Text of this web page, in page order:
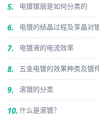
5. 电镀镀层是如何分类的
6. 电镀的结晶过程及孪晶对
7. 电镀液的电流效率
8. 五金电镀的效果种类及镀
9. 滚镀的分类
10. 什么是滚镀？